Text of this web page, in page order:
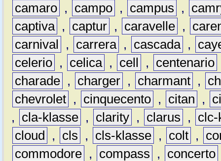
camaro , campo , campus ,
captiva , captur , caravelle ,
carnival
, carrera , cascada ,
celerio , celica , cell , centenario
charade , charger , charmant ,
chevrolet , cinquecento , citan ,
,
cla-klasse , clarity , clarus ,
clc-
cloud
, cls , cls-klasse , colt ,
commodore , compass , concerto